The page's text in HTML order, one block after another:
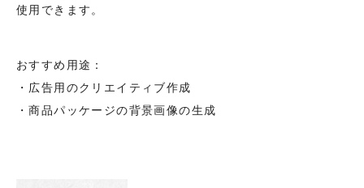
使用できます。
おすすめ用途：
・広告用のクリエイティブ作成
・商品パッケージの背景画像の生成